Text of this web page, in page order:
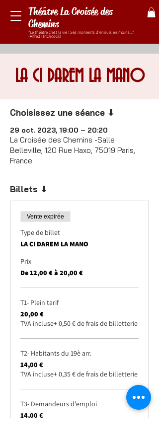
Théâtre La Croisée des
Chemins
"Le théâtre c'est la vie ! Ses moments d'ennuis en moins..."
(Alfred Hitchcock)
LA CI DAREM LA MANO
Choisissez une séance ⬇
29 oct. 2023, 19:00 – 20:20
La Croisée des Chemins -Salle
Belleville, 120 Rue Haxo, 75019 Paris,
France
Billets ⬇
Vente expirée
Type de billet
LA CI DAREM LA MANO
Prix
De 12,00 € à 20,00 €
T1- Plein tarif
20,00 €
TVA incluse+ 0,50 € de frais de billetterie
T2- Habitants du 19è arr.
14,00 €
TVA incluse+ 0,35 € de frais de billetterie
T3- Demandeurs d'emploi
14,00 €